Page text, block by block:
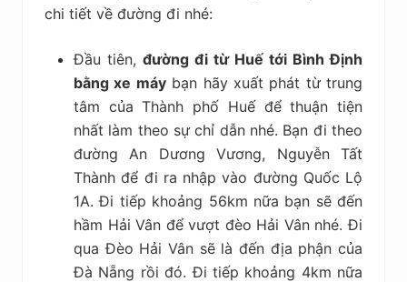
chi tiết về đường đi nhé:
Đầu tiên, đường đi từ Huế tới Bình Định
bằng xe máybạn hãy xuất phát từ trung
tâm của Thành phố Huế để thuận tiện
nhất làm theo sự chỉ dẫn nhé. Bạn đi theo
đường An Dương Vương, Nguyễn Tất
Thành để đi ra nhập vào đường Quốc Lộ
1A. Đi tiếp khoảng 56km nữa bạn sẽ đến
hầm Hải Vân để vượt đèo Hải Vân nhé. Đi
qua Đèo Hải Vân sẽ là đến địa phận của
Đà Nẵng rồi đó. Đi tiếp khoảng 4km nữa